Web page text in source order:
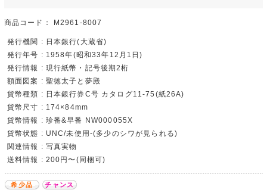
商品コード： M2961-8007
発行機関 : 日本銀行(大蔵省)
発行年号 : 1958年(昭和33年12月1日)
発行情報 : 現行紙幣・記号後期2桁
額面図案 : 聖徳太子と夢殿
貨幣種類 : 日本銀行券C号 カタログ11-75(紙26A)
貨幣尺寸 : 174×84mm
貨幣情報 : 珍番&早番 NW000055X
貨幣状態 : UNC/未使用-(多少のシワが見られる)
関連情報 : 写真実物
送料情報 : 200円〜(同梱可)
希少品 チャンス